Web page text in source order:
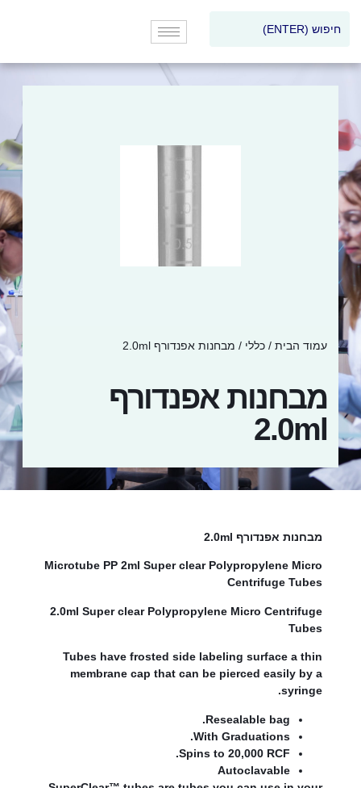
עמוד הבית / כללי / מבחנות אפנדורף 2.0ml
מבחנות אפנדורף
2.0ml
מבחנות אפנדורף 2.0ml
Microtube PP 2ml Super clear Polypropylene Micro
Centrifuge Tubes
2.0ml Super clear Polypropylene Micro Centrifuge
Tubes
Tubes have frosted side labeling surface a thin
membrane cap that can be pierced easily by a
syringe.
Resealable bag.
With Graduations.
Spins to 20,000 RCF.
Autoclavable